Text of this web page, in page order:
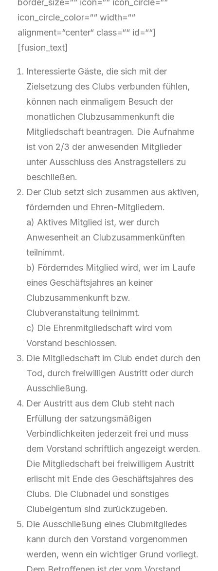
border_size=““ icon=““ icon_circle=““
icon_circle_color=““ width=““
alignment=“center“ class=““ id=““]
[fusion_text]
Interessierte Gäste, die sich mit der
Zielsetzung des Clubs verbunden fühlen,
können nach einmaligem Besuch der
monatlichen Clubzusammenkunft die
Mitgliedschaft beantragen. Die Aufnahme
ist von 2/3 der anwesenden Mitglieder
unter Ausschluss des Anstragstellers zu
beschließen.
Der Club setzt sich zusammen aus aktiven,
fördernden und Ehren-Mitgliedern.
a) Aktives Mitglied ist, wer durch
Anwesenheit an Clubzusammenkünften
teilnimmt.
b) Förderndes Mitglied wird, wer im Laufe
eines Geschäftsjahres an keiner
Clubzusammenkunft bzw.
Clubveranstaltung teilnimmt.
c) Die Ehrenmitgliedschaft wird vom
Vorstand beschlossen.
Die Mitgliedschaft im Club endet durch den
Tod, durch freiwilligen Austritt oder durch
Ausschließung.
Der Austritt aus dem Club steht nach
Erfüllung der satzungsmäßigen
Verbindlichkeiten jederzeit frei und muss
dem Vorstand schriftlich angezeigt werden.
Die Mitgliedschaft bei freiwilligem Austritt
erlischt mit Ende des Geschäftsjahres des
Clubs. Die Clubnadel und sonstiges
Clubeigentum sind zurückzugeben.
Die Ausschließung eines Clubmitgliedes
kann durch den Vorstand vorgenommen
werden, wenn ein wichtiger Grund vorliegt.